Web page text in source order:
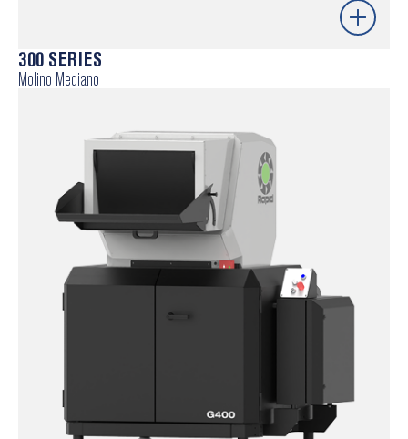
Todos los modelos de la serie 300 se pueden utilizar
aplicaciones y piezas como coladas, tubos pequeños,
perfiles, láminas, etc.
Diseño de Corazón Abierto
Granulado de alta calidad
Menor consumo de energía por acción de corte de
doble tijera
Círculo Constante de Corte (CCC)
300 SERIES
Molino Mediano